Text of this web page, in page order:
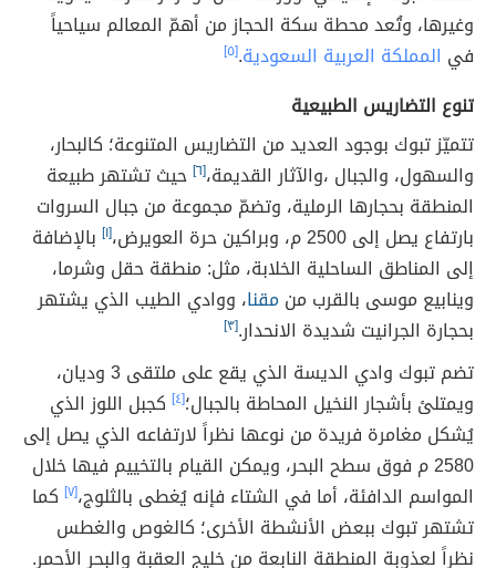
وغيرها، وتُعد محطة سكة الحجاز من أهمّ المعالم سياحياً
في المملكة العربية السعودية.[٥]
تنوع التضاريس الطبيعية
تتميّز تبوك بوجود العديد من التضاريس المتنوعة؛ كالبحار،
والسهول، والجبال ،والآثار القديمة،[٦]
حيث تشتهر طبيعة
المنطقة بحجارها الرملية، وتضمّ مجموعة من جبال السروات
بارتفاع يصل إلى 2500 م، وبراكين حرة العويرض،
[١] بالإضافة
إلى المناطق الساحلية الخلابة، مثل: منطقة حقل وشرما،
وينابيع موسى بالقرب منمقنا، ووادي الطيب الذي يشتهر
بحجارة الجرانيت شديدة الانحدار.[٣]
تضم تبوك وادي الديسة الذي يقع على ملتقى 3 وديان،
ويمتلئ بأشجار النخيل المحاطة بالجبال؛[٤]
كجبل اللوز الذي
يُشكل مغامرة فريدة من نوعها نظراً لارتفاعه الذي يصل إلى
2580 م فوق سطح البحر، ويمكن القيام بالتخييم فيها خلال
المواسم الدافئة، أما في الشتاء فإنه يُغطى بالثلوج،[٧]
كما
تشتهر تبوك ببعض الأنشطة الأخرى؛ كالغوص والغطس
نظراً لعذوبة المنطقة النابعة من خليج العقبة والبحر الأحمر.